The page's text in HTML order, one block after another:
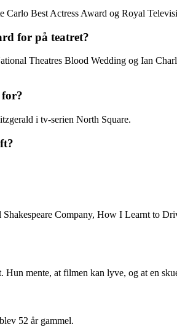
Best Actress Award og Royal
for på teatret?
Theatres Blood Wedding og Ian
i tv-serien North Square.
Company, How I Learnt to
mente, at filmen kan lyve, og at en
52 år gammel.